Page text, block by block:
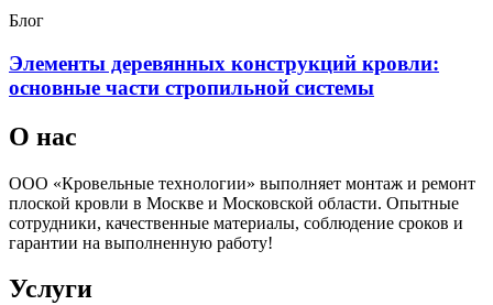
Блог
Элементы деревянных конструкций кровли:
основные части стропильной системы
О нас
ООО «Кровельные технологии» выполняет монтаж и ремонт
плоской кровли в Москве и Московской области. Опытные
сотрудники, качественные материалы, соблюдение сроков и
гарантии на выполненную работу!
Услуги